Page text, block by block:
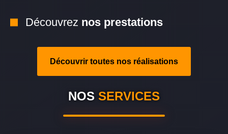
Découvrez nos prestations
Découvrir toutes nos réalisations
NOS SERVICES